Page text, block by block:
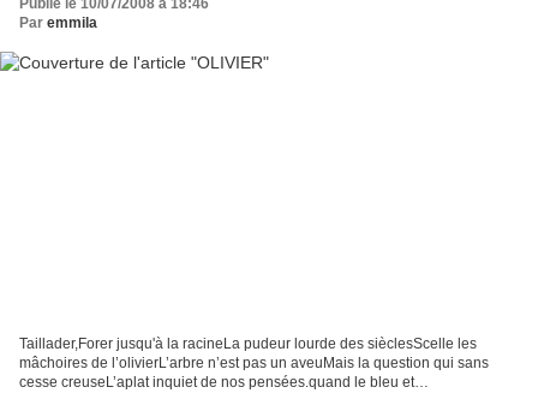
Par emmila
Taillader,Forer jusqu'à la racineLa pudeur lourde des sièclesScelle les
mâchoires de l’olivierL’arbre n’est pas un aveuMais la question qui sans
cesse creuseL’aplat inquiet de nos pensées.quand le bleu et